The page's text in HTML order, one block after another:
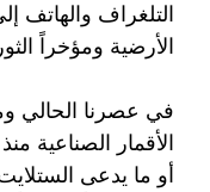
التلغراف والهاتف
الأرضية ومؤخراً
في عصرنا الحالي
أو ما يدعى